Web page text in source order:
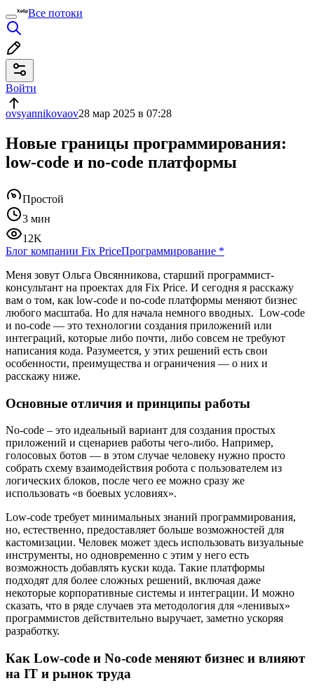
Все потоки
Войти
ovsyannikovaov28 мар 2025 в 07:28
Новые границы программирования:
low-code и no-code платформы
Простой
3 мин
12K
Блог компании Fix PriceПрограммирование *
Меня зовут Ольга Овсянникова, старший программист-
консультант на проектах для Fix Price. И сегодня я расскажу
вам о том, как low-code и no-code платформы меняют бизнес
любого масштаба. Но для начала немного вводных. Low-code
и no-code — это технологии создания приложений или
интеграций, которые либо почти, либо совсем не требуют
написания кода. Разумеется, у этих решений есть свои
особенности, преимущества и ограничения — о них и
расскажу ниже.
Основные отличия и принципы работы
No-code – это идеальный вариант для создания простых
приложений и сценариев работы чего-либо. Например,
голосовых ботов — в этом случае человеку нужно просто
собрать схему взаимодействия робота с пользователем из
логических блоков, после чего ее можно сразу же
использовать «в боевых условиях».
Low-code требует минимальных знаний программирования,
но, естественно, предоставляет больше возможностей для
кастомизации. Человек может здесь использовать визуальные
инструменты, но одновременно с этим у него есть
возможность добавлять куски кода. Такие платформы
подходят для более сложных решений, включая даже
некоторые корпоративные системы и интеграции. И можно
сказать, что в ряде случаев эта методология для «ленивых»
программистов действительно выручает, заметно ускоряя
разработку.
Как Low-code и No-code меняют бизнес и влияют
на IT и рынок труда